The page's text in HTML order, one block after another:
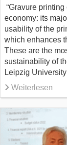
“Gravure
economy: its
usability of the
which enhances
These are the
sustainability of
Leipzig
Weiterlesen